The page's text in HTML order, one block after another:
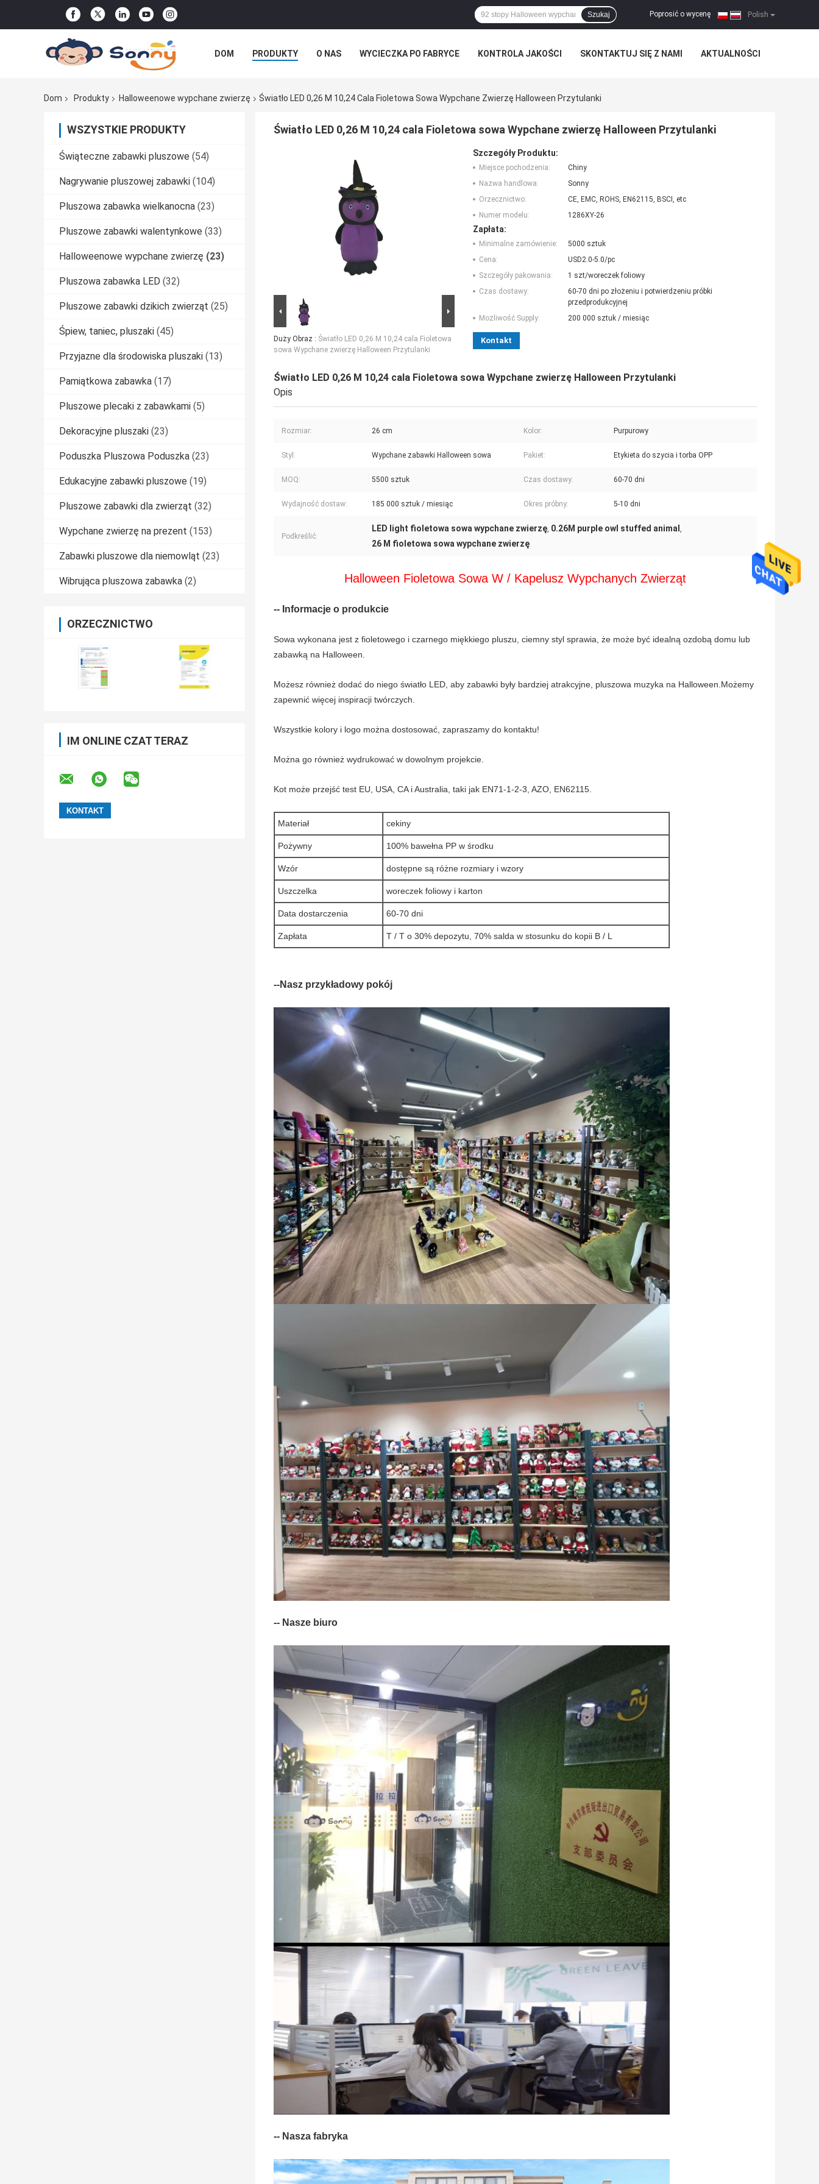
Polish
Poprosić o wycenę |
Szukaj
DOM PRODUKTY O NAS WYCIECZKA PO FABRYCE KONTROLA JAKOŚCI SKONTAKTUJ SIĘ Z NAMI AKTUALNOŚCI
Dom
Produkty Halloweenowe wypchane zwierzę Światło LED 0,26 M 10,24 Cala Fioletowa Sowa Wypchane Zwierzę Halloween Przytulanki
WSZYSTKIE PRODUKTY
Świąteczne zabawki pluszowe (54)
Nagrywanie pluszowej zabawki (104)
Pluszowa zabawka wielkanocna (23)
Pluszowe zabawki walentynkowe (33)
Halloweenowe wypchane zwierzę (23)
Pluszowa zabawka LED (32)
Pluszowe zabawki dzikich zwierząt (25)
Śpiew, taniec, pluszaki (45)
Przyjazne dla środowiska pluszaki (13)
Pamiątkowa zabawka (17)
Pluszowe plecaki z zabawkami (5)
Dekoracyjne pluszaki (23)
Poduszka Pluszowa Poduszka (23)
Edukacyjne zabawki pluszowe (19)
Pluszowe zabawki dla zwierząt (32)
Wypchane zwierzę na prezent (153)
Zabawki pluszowe dla niemowląt (23)
Wibrująca pluszowa zabawka (2)
ORZECZNICTWO
IM ONLINE CZAT TERAZ
Światło LED 0,26 M 10,24 cala Fioletowa sowa Wypchane zwierzę Halloween Przytulanki
Duży Obraz : Światło LED 0,26 M 10,24 cala Fioletowa
sowa Wypchane zwierzę Halloween Przytulanki
Szczegóły Produktu:
Miejsce pochodzenia:
Chiny
Nazwa handlowa:
Sonny
Orzecznictwo:
CE, EMC, ROHS, EN62115, BSCI, etc
Numer modelu:
1286XY-26
Zapłata:
Minimalne zamówienie:
5000 sztuk
Cena:
USD2.0-5.0/pc
Szczegóły pakowania:
1 szt/woreczek foliowy
Czas dostawy:
60-70 dni po złożeniu i potwierdzeniu próbki
przedprodukcyjnej
Możliwość Supply:
200 000 sztuk / miesiąc
Kontakt
Światło LED 0,26 M 10,24 cala Fioletowa sowa Wypchane zwierzę Halloween Przytulanki
Opis
Rozmiar: 26 cm Kolor: Purpurowy
Styl: Wypchane zabawki Halloween sowa Pakiet: Etykieta do szycia i torba OPP
MOQ: 5500 sztuk Czas dostawy: 60-70 dni
Wydajność dostaw: 185 000 sztuk / miesiąc Okres próbny: 5-10 dni
Podkreślić:
LED light fioletowa sowa wypchane zwierzę, 0.26M purple owl stuffed animal ,
26 M fioletowa sowa wypchane zwierzę
Halloween Fioletowa Sowa W / Kapelusz Wypchanych Zwierząt
-- Informacje o produkcie
Sowa wykonana jest z fioletowego i czarnego miękkiego pluszu, ciemny styl sprawia, że ​​może być idealną ozdobą domu lub
zabawką na Halloween.
Możesz również dodać do niego światło LED, aby zabawki były bardziej atrakcyjne, pluszowa muzyka na Halloween.Możemy
zapewnić więcej inspiracji twórczych.
Wszystkie kolory i logo można dostosować, zapraszamy do kontaktu!
Można go również wydrukować w dowolnym projekcie.
Kot może przejść test EU, USA, CA i Australia, taki jak EN71-1-2-3, AZO, EN62115.
Materiał cekiny
Pożywny 100% bawełna PP w środku
Wzór dostępne są różne rozmiary i wzory
Uszczelka woreczek foliowy i karton
Data dostarczenia 60-70 dni
Zapłata T / T o 30% depozytu, 70% salda w stosunku do kopii B / L
--Nasz przykładowy pokój
-- Nasze biuro
-- Nasza fabryka